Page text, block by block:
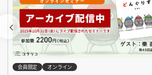
会員限定 オンライン